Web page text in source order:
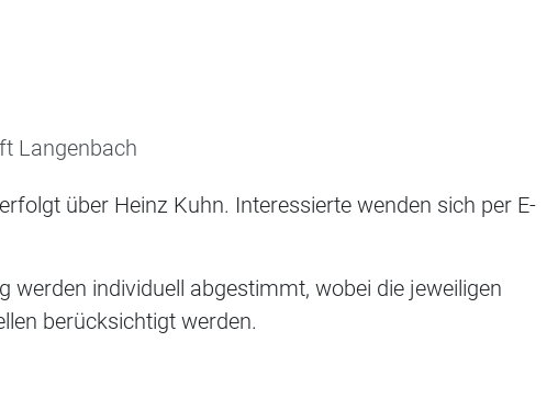
Langenbach
erfolgt über Heinz Kuhn. Interessierte wenden sich per E-
werden individuell abgestimmt, wobei die jeweiligen
berücksichtigt werden.